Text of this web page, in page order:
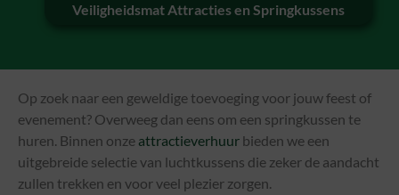
Veiligheidsmat Attracties en Springkussens
Op zoek naar een geweldige toevoeging voor jouw feest of
evenement? Overweeg dan eens om een springkussen te
huren. Binnen onze attractieverhuur bieden we een
uitgebreide selectie van luchtkussens die zeker de aandacht
zullen trekken en voor veel plezier zorgen.